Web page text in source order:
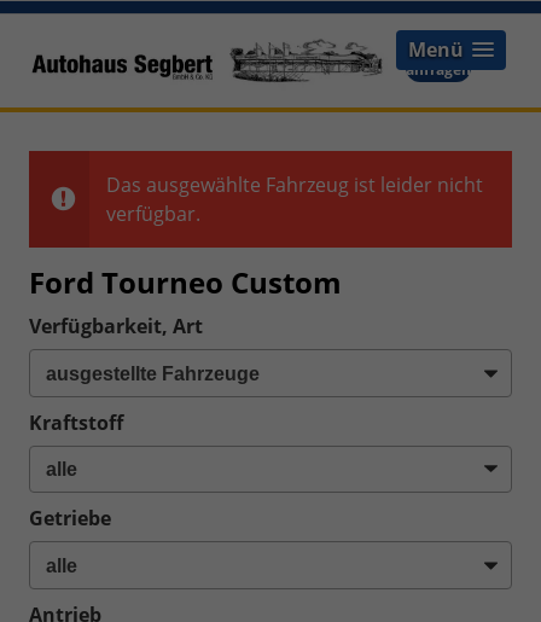
Menü
Termin-
anfragen
Das ausgewählte Fahrzeug ist leider nicht
verfügbar.
Ford Tourneo Custom
Verfügbarkeit, Art
Kraftstoff
Getriebe
Antrieb